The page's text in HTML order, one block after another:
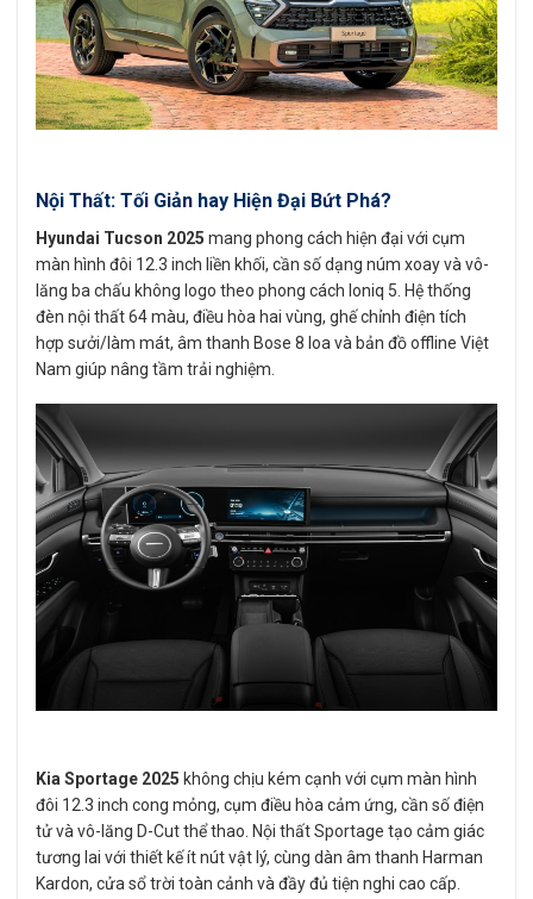
Nội Thất: Tối Giản hay Hiện Đại Bứt Phá?
Hyundai Tucson 2025 mang phong cách hiện đại với cụm
màn hình đôi 12.3 inch liền khối, cần số dạng núm xoay và vô-
lăng ba chấu không logo theo phong cách Ioniq 5. Hệ thống
đèn nội thất 64 màu, điều hòa hai vùng, ghế chỉnh điện tích
hợp sưởi/làm mát, âm thanh Bose 8 loa và bản đồ offline Việt
Nam giúp nâng tầm trải nghiệm.
Kia Sportage 2025 không chịu kém cạnh với cụm màn hình
đôi 12.3 inch cong mỏng, cụm điều hòa cảm ứng, cần số điện
tử và vô-lăng D-Cut thể thao. Nội thất Sportage tạo cảm giác
tương lai với thiết kế ít nút vật lý, cùng dàn âm thanh Harman
Kardon, cửa sổ trời toàn cảnh và đầy đủ tiện nghi cao cấp.